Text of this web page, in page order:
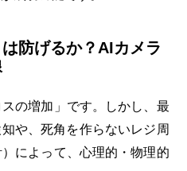
は防げるか？AIカメラ
の増加」です。しかし、最
や、死角を作らないレジ周
によって、心理的・物理的